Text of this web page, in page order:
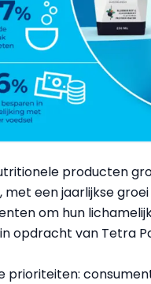
producten
een jaarlijkse groei
om hun
opdracht van Tetra